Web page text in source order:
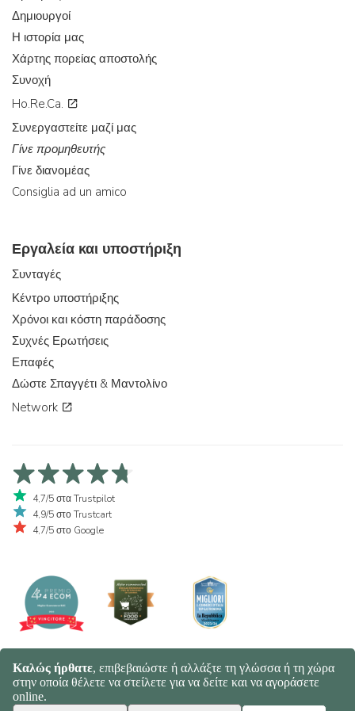
Δημιουργοί
Η ιστορία μας
Χάρτης πορείας αποστολής
Συνοχή
Ho.Re.Ca.
Συνεργαστείτε μαζί μας
Γίνε προμηθευτής
Γίνε διανομέας
Consiglia ad un amico
Εργαλεία και υποστήριξη
Συνταγές
Κέντρο υποστήριξης
Χρόνοι και κόστη παράδοσης
Συχνές Ερωτήσεις
Επαφές
Δώστε Σπαγγέτι & Μαντολίνο
Network
4,7/5 στα Trustpilot
4,9/5 στο Trustcart
4,7/5 στο Google
© 2026 Spaghetti e Mandolino SRL - Società Benefit | Verona - Italy |
+39 351 865 9444 | P.I. IT04913730232 | Certificazione BIO: IT-BIO-
016.380-0110744.2026.001 | REA VR-455804 |Πολιτική Απορρήτου
και Cookies|Sitemap